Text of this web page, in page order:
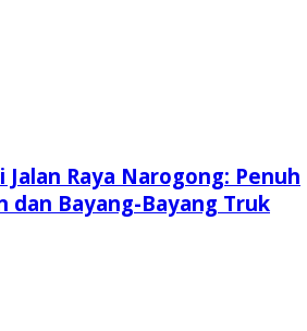
Raya Narogong: Penuh
dan Bayang-Bayang Truk